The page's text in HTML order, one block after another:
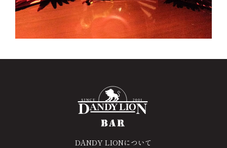
DANDY LIONについて